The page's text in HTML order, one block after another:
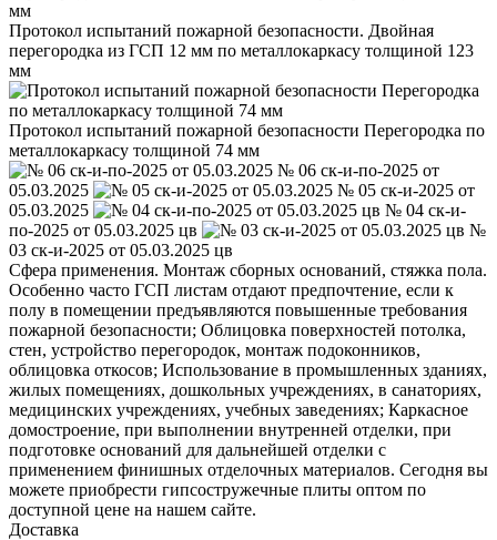
Протокол испытаний пожарной безопасности. Двойная
перегородка из ГСП 12 мм по металлокаркасу толщиной 123
мм
Протокол испытаний пожарной безопасности Перегородка по
металлокаркасу толщиной 74 мм
№ 06 ск-и-по-2025 от
05.03.2025
№ 05 ск-и-2025 от
05.03.2025
№ 04 ск-и-
по-2025 от 05.03.2025 цв
№
03 ск-и-2025 от 05.03.2025 цв
Сфера применения. Монтаж сборных оснований, стяжка пола.
Особенно часто ГСП листам отдают предпочтение, если к
полу в помещении предъявляются повышенные требования
пожарной безопасности; Облицовка поверхностей потолка,
стен, устройство перегородок, монтаж подоконников,
облицовка откосов; Использование в промышленных зданиях,
жилых помещениях, дошкольных учреждениях, в санаториях,
медицинских учреждениях, учебных заведениях; Каркасное
домостроение, при выполнении внутренней отделки, при
подготовке оснований для дальнейшей отделки с
применением финишных отделочных материалов. Сегодня вы
можете приобрести гипсостружечные плиты оптом по
доступной цене на нашем сайте.
Доставка